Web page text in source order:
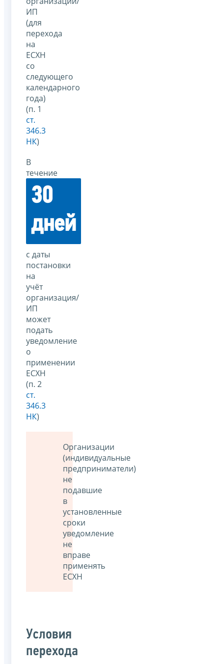
ИП
(для
перехода
на
ЕСХН
со
следующего
календарного
года)
(п. 1
ст.
346.3
НК)
В
течение
30
дней
с даты
постановки
на
учёт
организация/
ИП
может
подать
уведомление
о
применении
ЕСХН
(п. 2
ст.
346.3
НК)
Организации
(индивидуальные
предприниматели)
не
подавшие
в
установленные
сроки
уведомление
не
вправе
применять
ЕСХН
Условия
перехода